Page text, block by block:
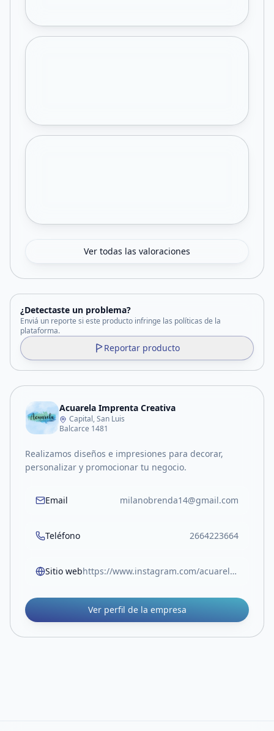
Ver todas las valoraciones
¿Detectaste un problema?
Enviá un reporte si este producto infringe las políticas de la
plataforma.
Reportar producto
Acuarela Imprenta Creativa
Capital, San Luis
Balcarce 1481
Realizamos diseños e impresiones para decorar,
personalizar y promocionar tu negocio.
Email milanobrenda14@gmail.com
Teléfono 2664223664
Sitio web https://www.instagram.com/acuarela.imprenta.creativa?igsh=MWIwMHJlcW5lb3YwMw==
Ver perfil de la empresa